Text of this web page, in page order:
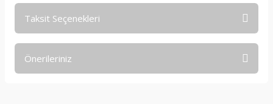
Taksit Seçenekleri
Önerileriniz